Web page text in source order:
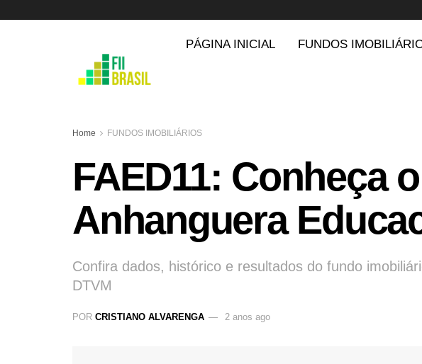
PÁGINA INICIAL FUNDOS
Home FUNDOS IMOBILIÁRIOS
FAED11: Conheça
Anhanguera
Confira dados, histórico e resultados do fundo
DTVM
POR CRISTIANO ALVARENGA 2 anos ago